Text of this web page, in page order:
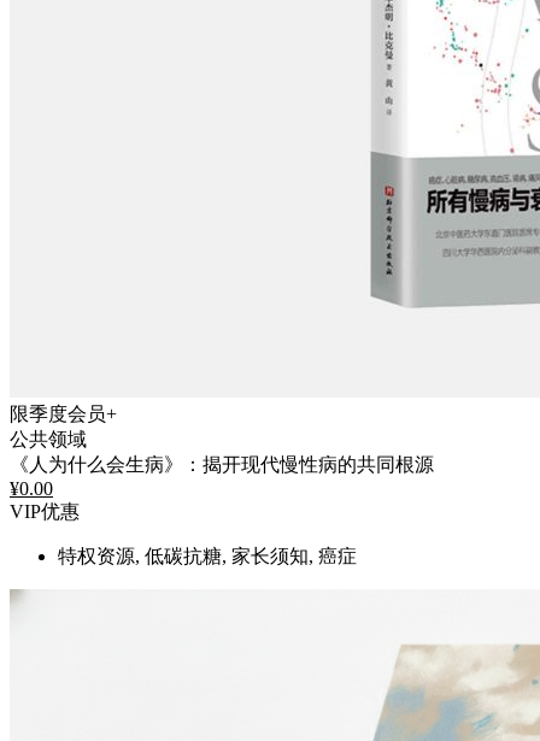
限季度会员+
公共领域
《人为什么会生病》：揭开现代慢性病的共同根源
¥0.00
VIP优惠
特权资源, 低碳抗糖, 家长须知, 癌症